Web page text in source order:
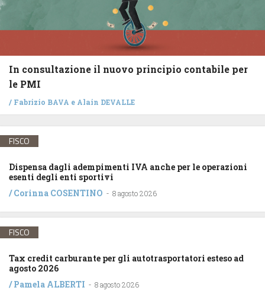
In consultazione il nuovo principio contabile per
le PMI
/ Fabrizio BAVA e Alain DEVALLE
FISCO
Dispensa dagli adempimenti IVA anche per le operazioni
esenti degli enti sportivi
/Corinna COSENTINO - 8 agosto 2026
FISCO
Tax credit carburante per gli autotrasportatori esteso ad
agosto 2026
/Pamela ALBERTI - 8 agosto 2026